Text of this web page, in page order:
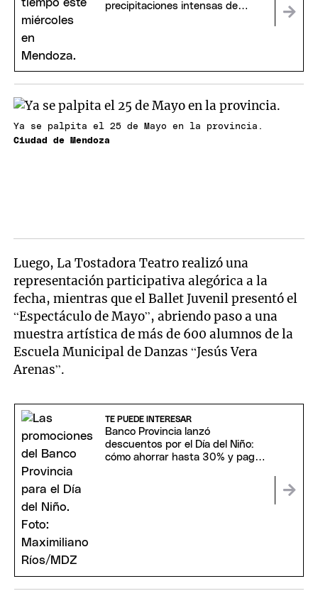
precipitaciones intensas de
Ya se palpita el 25 de Mayo en la provincia.
Ciudad de Mendoza
Luego, La Tostadora Teatro realizó una
representación participativa alegórica a la
fecha, mientras que el Ballet Juvenil presentó el
“Espectáculo de Mayo”, abriendo paso a una
muestra artística de más de 600 alumnos de la
Escuela Municipal de Danzas “Jesús Vera
Arenas”.
TE PUEDE INTERESAR
Banco Provincia lanzó
descuentos por el Día del Niño:
cómo ahorrar hasta 30% y pagar